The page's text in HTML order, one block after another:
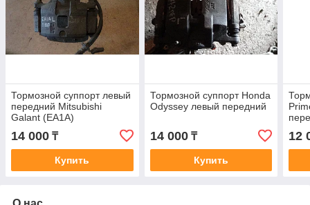
Тормозной суппорт левый
передний Mitsubishi
Galant (EA1A)
14 000 ₸
Купить
Тормозной суппорт Honda
Odyssey левый передний
14 000₸
Купить
12